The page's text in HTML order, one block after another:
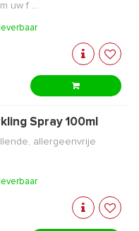
uw f ...
Spray 100ml
allergeenvrije